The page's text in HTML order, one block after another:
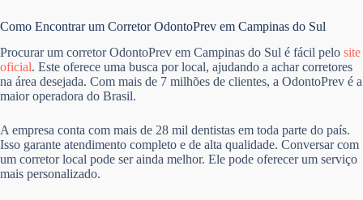
Como Encontrar um Corretor OdontoPrev em Campinas do Sul
Procurar um corretor OdontoPrev em Campinas do Sul é fácil pelo site
oficial. Este oferece uma busca por local, ajudando a achar corretores
na área desejada. Com mais de 7 milhões de clientes, a OdontoPrev é a
maior operadora do Brasil.
A empresa conta com mais de 28 mil dentistas em toda parte do país.
Isso garante atendimento completo e de alta qualidade. Conversar com
um corretor local pode ser ainda melhor. Ele pode oferecer um serviço
mais personalizado.